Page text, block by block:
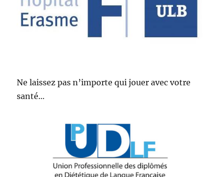
Ne laissez pas n’importe qui jouer avec votre
santé…